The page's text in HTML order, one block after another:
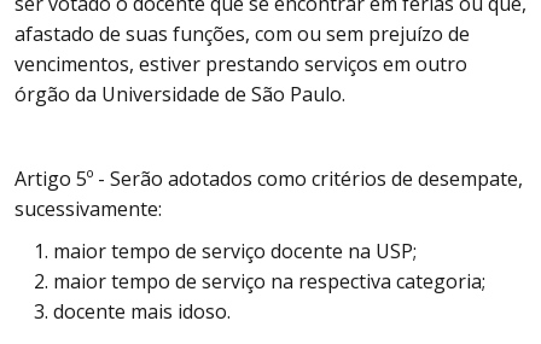
afastado de suas funções, com ou sem prejuízo de
vencimentos, estiver prestando serviços em outro
órgão da Universidade de São Paulo.
Artigo 5º - Serão adotados como critérios de desempate,
sucessivamente:
maior tempo de serviço docente na USP;
maior tempo de serviço na respectiva categoria;
docente mais idoso.